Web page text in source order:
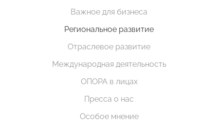
Важное для бизнеса
Региональное развитие
Отраслевое развитие
Международная деятельность
ОПОРА в лицах
Пресса о нас
Особое мнение